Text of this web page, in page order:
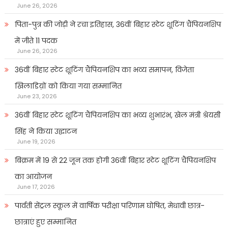
June 26, 2026
पिता-पुत्र की जोड़ी ने रचा इतिहास, 36वीं बिहार स्टेट शूटिंग चैंपियनशिप
में जीते 11 पदक
June 26, 2026
36वीं बिहार स्टेट शूटिंग चैंपियनशिप का भव्य समापन, विजेता
खिलाडिय़ों को किया गया सम्मानित
June 23, 2026
36वीं बिहार स्टेट शूटिंग चैंपियनशिप का भव्य शुभारंभ, खेल मंत्री श्रेयसी
सिंह ने किया उद्घाटन
June 19, 2026
बिक्रम में 19 से 22 जून तक होगी 36वीं बिहार स्टेट शूटिंग चैंपियनशिप
का आयोजन
June 17, 2026
पार्वती सेंट्रल स्कूल में वार्षिक परीक्षा परिणाम घोषित, मेधावी छात्र-
छात्राएं हुए सम्मानित